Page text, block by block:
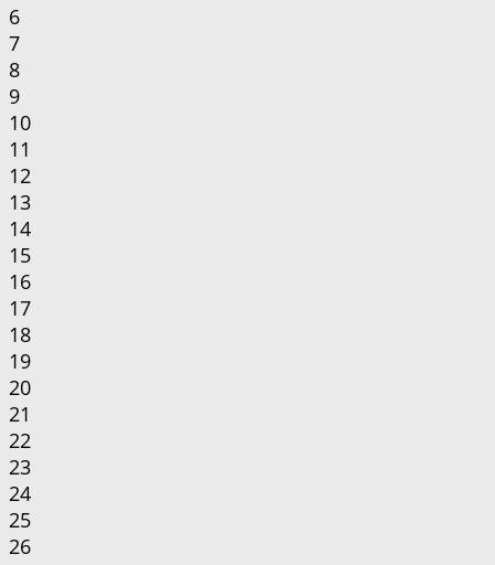
6
7
8
9
10
11
12
13
14
15
16
17
18
19
20
21
22
23
24
25
26